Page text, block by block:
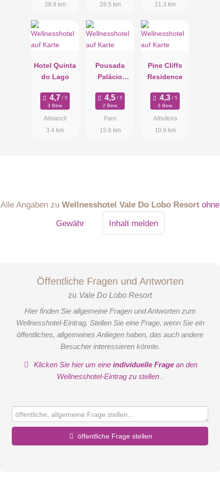
28.8 km
28.5 km
21.3 km
Hotel Quinta
do Lago
3 Bew.
Almancil
3.4 km
Pousada
Palácio
2 Bew.
Faro
15.6 km
Pine Cliffs
Residence
3 Bew.
Albufeira
10.9 km
Alle Angaben zuWellnesshotel Vale Do Lobo Resort ohne
Gewähr
Inhalt melden
Öffentliche Fragen und Antworten
zu Vale Do Lobo Resort
Hier finden Sie allgemeine Fragen und Antworten zum
Wellnesshotel-Eintrag. Stellen Sie eine Frage, wenn Sie ein
öffentliches, allgemeines Anliegen haben, das auch andere
Besucher interessieren könnte.
Klicken Sie hier um eineindividuelle Frage an den
Wellnesshotel-Eintrag zu stellen .
öffentliche Frage stellen